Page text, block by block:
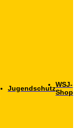
JugendschutzWSJ-
Shop